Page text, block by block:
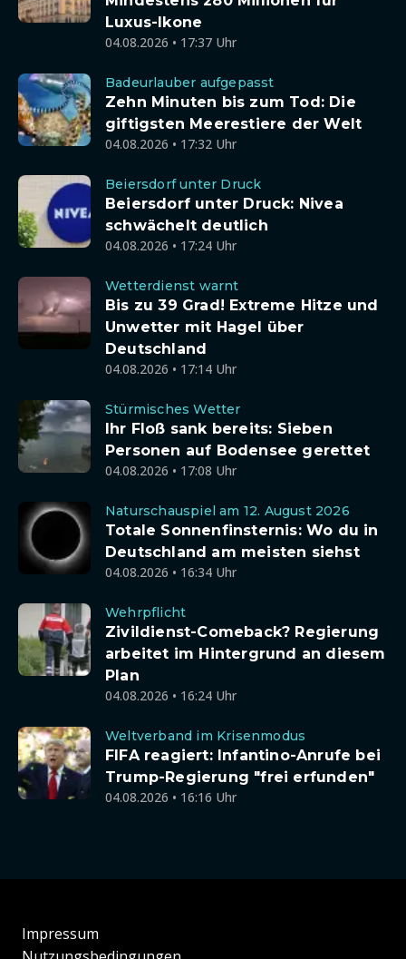
Luxus-Ikone
04.08.2026 • 17:37 Uhr
Badeurlauber aufgepasst
Zehn Minuten bis zum Tod: Die
giftigsten Meerestiere der Welt
04.08.2026 • 17:32 Uhr
Beiersdorf unter Druck
Beiersdorf unter Druck: Nivea
schwächelt deutlich
04.08.2026 • 17:24 Uhr
Wetterdienst warnt
Bis zu 39 Grad! Extreme Hitze und
Unwetter mit Hagel über
Deutschland
04.08.2026 • 17:14 Uhr
Stürmisches Wetter
Ihr Floß sank bereits: Sieben
Personen auf Bodensee gerettet
04.08.2026 • 17:08 Uhr
Naturschauspiel am 12. August 2026
Totale Sonnenfinsternis: Wo du in
Deutschland am meisten siehst
04.08.2026 • 16:34 Uhr
Wehrpflicht
Zivildienst-Comeback? Regierung
arbeitet im Hintergrund an diesem
Plan
04.08.2026 • 16:24 Uhr
Weltverband im Krisenmodus
FIFA reagiert: Infantino-Anrufe bei
Trump-Regierung "frei erfunden"
04.08.2026 • 16:16 Uhr
Impressum